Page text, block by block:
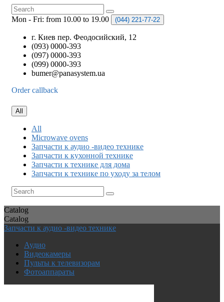
Mon - Fri: from 10.00 to 19.00 (044) 221-77-22
г. Киев пер. Феодосийский, 12
(093) 0000-393
(097) 0000-393
(099) 0000-393
bumer@panasystem.ua
Order callback
All
All
Microwave ovens
Запчасти к аудио -видео технике
Запчасти к кухонной технике
Запчасти к технике для дома
Запчасти к технике по уходу за телом
Catalog
Catalog
Запчасти к аудио -видео технике
Аудио
Видеокамеры
Пульты к телевизорам
Фотоаппараты